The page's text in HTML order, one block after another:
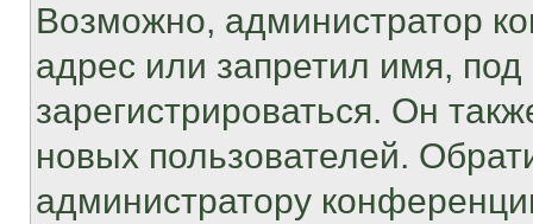
Возможно, администратор
адрес или запретил имя,
зарегистрироваться. Он
новых пользователей.
администратору